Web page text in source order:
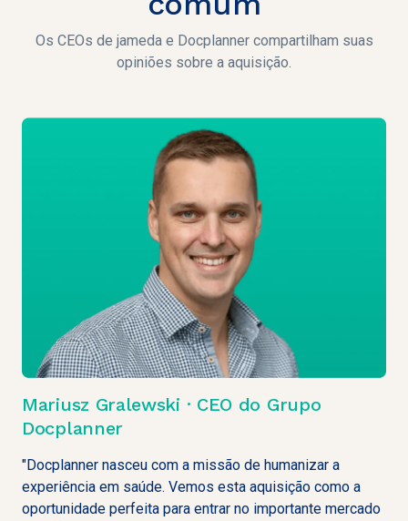
Os CEOs de jameda e Docplanner compartilham suas
opiniões sobre a aquisição.
Mariusz Gralewski · CEO do Grupo
Docplanner
"Docplanner nasceu com a missão de humanizar a
experiência em saúde. Vemos esta aquisição como a
oportunidade perfeita para entrar no importante mercado